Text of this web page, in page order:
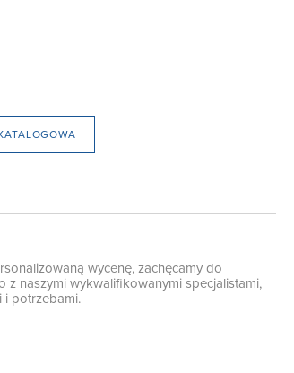
wycenę, zachęcamy do
z naszymi wykwalifikowanymi specjalistami,
i potrzebami.